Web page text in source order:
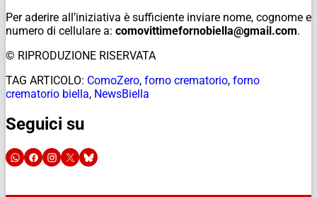
Per aderire all’iniziativa è sufficiente inviare nome, cognome e
numero di cellulare a: comovittimefornobiella@gmail.com.
© RIPRODUZIONE RISERVATA
TAG ARTICOLO: ComoZero, forno crematorio, forno
crematorio biella, NewsBiella
Seguici su